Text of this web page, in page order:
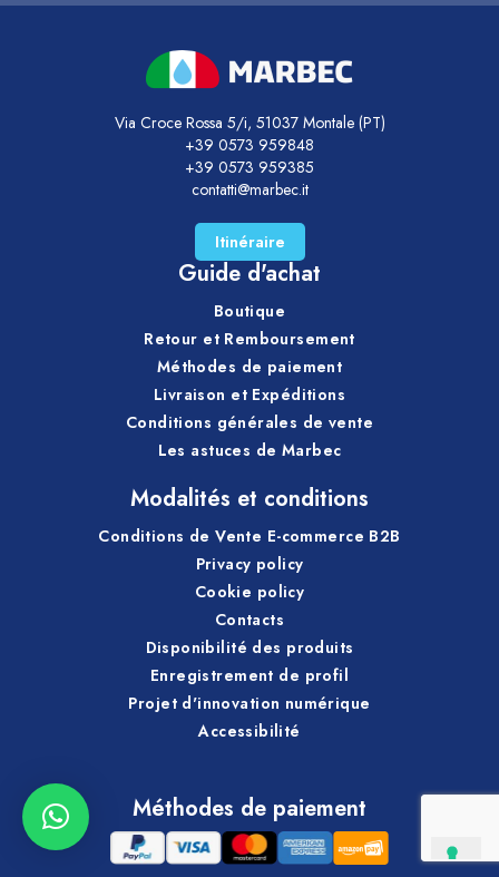
Via Croce Rossa 5/i, 51037 Montale (PT)
+39 0573 959848
+39 0573 959385
contatti@marbec.it
Itinéraire
Guide d'achat
Boutique
Retour et Remboursement
Méthodes de paiement
Livraison et Expéditions
Conditions générales de vente
Les astuces de Marbec
Modalités et conditions
Conditions de Vente E-commerce B2B
Privacy policy
Cookie policy
Contacts
Disponibilité des produits
Enregistrement de profil
Projet d'innovation numérique
Accessibilité
Méthodes de paiement